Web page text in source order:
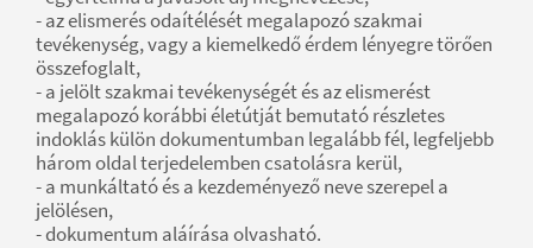
- az elismerés odaítélését megalapozó szakmai
tevékenység, vagy a kiemelkedő érdem lényegre törően
összefoglalt,
- a jelölt szakmai tevékenységét és az elismerést
megalapozó korábbi életútját bemutató részletes
indoklás külön dokumentumban legalább fél, legfeljebb
három oldal terjedelemben csatolásra kerül,
- a munkáltató és a kezdeményező neve szerepel a
jelölésen,
- dokumentum aláírása olvasható.